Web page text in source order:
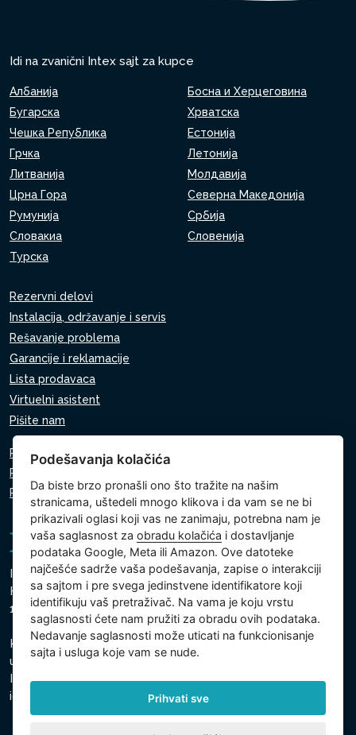
Idi na zvanični Intex sajt za kupce
Албанија
Босна и Херцеговина
Бугарска
Хрватска
Чешка Република
Естонија
Грчка
Летонија
Литванија
Молдавија
Црна Гора
Северна Македонија
Румунија
Србија
Словакиа
Словенија
Турска
Rezervni delovi
Instalacija, održavanje i servis
Rešavanje problema
Garancije i reklamacije
Lista prodavaca
Virtuelni asistent
Pišite nam
Pravila o zaštiti ličnih podataka
Pravila o korišćenju kolačića
Podešavanja kolačića
Intex Trading, s.r.o.
Hradecká 2526/3
130 00 Prag 3 - Češka Republika
Kompanija je upisana kod Gradski sud u Pragu, odeljak C,
ulozak 74759
Identifikacioni broj kompanije: 26150808, Poreski
identifikacioni broj: CZ26150808
Podešavanja kolačića
Da biste brzo pronašli ono što tražite na našim
stranicama, uštedeli mnogo klikova i da vam se ne bi
prikazivali oglasi koji vas ne zanimaju, potrebna nam je
vaša saglasnost zaobradu kolačića i dostavljanje
podataka Google, Meta ili Amazon. Ove datoteke
najčešće sadrže vaša podešavanja, zapise o interakciji
sa sajtom i pre svega jedinstvene identifikatore koji
identifikuju vaš pretraživač. Na vama je koju vrstu
saglasnosti ćete nam pružiti za obradu ovih podataka.
Nedavanje saglasnosti može uticati na funkcionisanje
sajta i usluga koje vam se nude.
Prihvati sve